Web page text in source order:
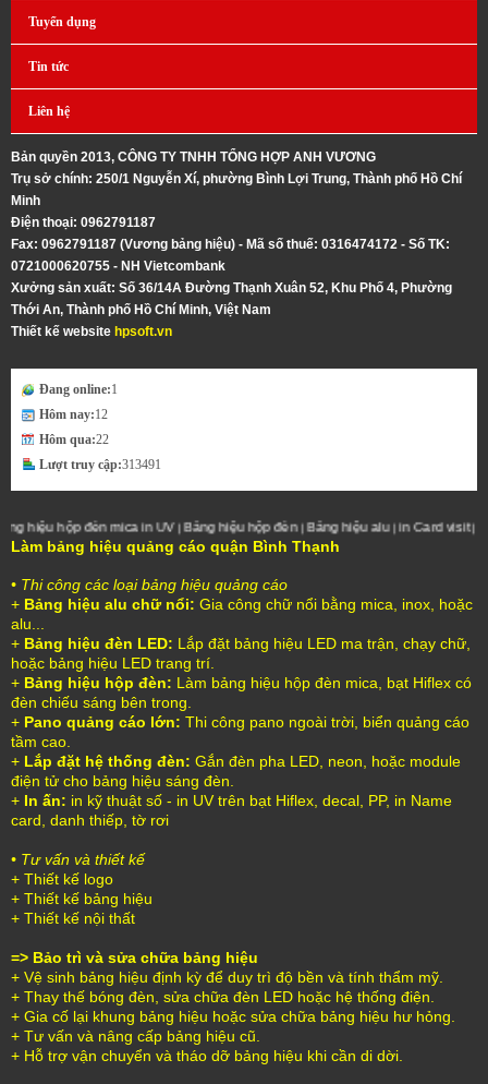
Tuyển dụng
Tin tức
Liên hệ
Bản quyền 2013, CÔNG TY TNHH TỔNG HỢP ANH VƯƠNG
Trụ sở chính: 250/1 Nguyễn Xí, phường Bình Lợi Trung, Thành phố Hồ Chí
Minh
Điện thoại: 0962791187
Fax: 0962791187 (Vương bảng hiệu) - Mã số thuế: 0316474172 - Số TK:
0721000620755 - NH Vietcombank
Xưởng sản xuất: Số 36/14A Ðường Thạnh Xuân 52, Khu Phố 4, Phường
Thới An, Thành phố Hồ Chí Minh, Việt Nam
Thiết kế website hpsoft.vn
Đang online:1
Hôm nay:12
Hôm qua:22
Lượt truy cập:313491
đèn mica in UV | Bảng hiệu hộp đèn | Bảng hiệu alu | in Card visit | In phun khổ
Làm bảng hiệu quảng cáo quận Bình Thạnh
• Thi công các loại bảng hiệu quảng cáo
+ Bảng hiệu alu chữ nổi: Gia công chữ nổi bằng mica, inox, hoặc
alu...
+ Bảng hiệu đèn LED: Lắp đặt bảng hiệu LED ma trận, chạy chữ,
hoặc bảng hiệu LED trang trí.
+ Bảng hiệu hộp đèn: Làm bảng hiệu hộp đèn mica, bạt Hiflex có
đèn chiếu sáng bên trong.
+ Pano quảng cáo lớn: Thi công pano ngoài trời, biển quảng cáo
tầm cao.
+ Lắp đặt hệ thống đèn: Gắn đèn pha LED, neon, hoặc module
điện tử cho bảng hiệu sáng đèn.
+ In ấn: in kỹ thuật số - in UV trên bạt Hiflex, decal, PP, in Name
card, danh thiếp, tờ rơi
• Tư vấn và thiết kế
+ Thiết kế logo
+ Thiết kế bảng hiệu
+ Thiết kế nội thất
=> Bảo trì và sửa chữa bảng hiệu
+ Vệ sinh bảng hiệu định kỳ để duy trì độ bền và tính thẩm mỹ.
+ Thay thế bóng đèn, sửa chữa đèn LED hoặc hệ thống điện.
+ Gia cố lại khung bảng hiệu hoặc sửa chữa bảng hiệu hư hỏng.
+ Tư vấn và nâng cấp bảng hiệu cũ.
+ Hỗ trợ vận chuyển và tháo dỡ bảng hiệu khi cần di dời.